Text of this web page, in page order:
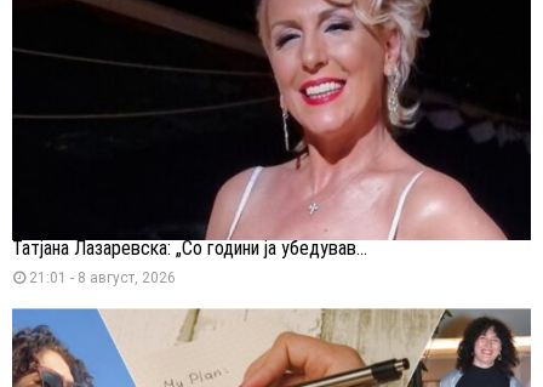
Татјана Лазаревска: „Со години ја убедував...
21:01 - 8 август, 2026